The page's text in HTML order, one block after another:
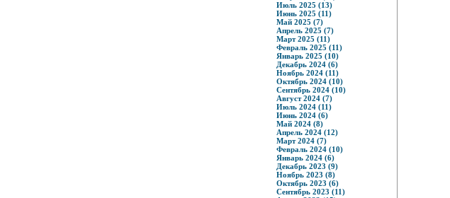
Июль 2025 (13)
Июнь 2025 (11)
Май 2025 (7)
Апрель 2025 (7)
Март 2025 (11)
Февраль 2025 (11)
Январь 2025 (10)
Декабрь 2024 (6)
Ноябрь 2024 (11)
Октябрь 2024 (10)
Сентябрь 2024 (10)
Август 2024 (7)
Июль 2024 (11)
Июнь 2024 (6)
Май 2024 (8)
Апрель 2024 (12)
Март 2024 (7)
Февраль 2024 (10)
Январь 2024 (6)
Декабрь 2023 (9)
Ноябрь 2023 (8)
Октябрь 2023 (6)
Сентябрь 2023 (11)